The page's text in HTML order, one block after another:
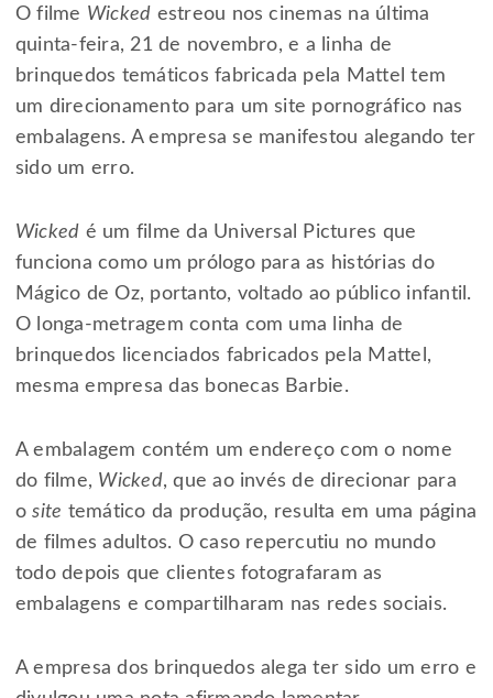
O filme Wicked estreou nos cinemas na última
quinta-feira, 21 de novembro, e a linha de
brinquedos temáticos fabricada pela Mattel tem
um direcionamento para um site pornográfico nas
embalagens. A empresa se manifestou alegando ter
sido um erro.
Wicked é um filme da Universal Pictures que
funciona como um prólogo para as histórias do
Mágico de Oz, portanto, voltado ao público infantil.
O longa-metragem conta com uma linha de
brinquedos licenciados fabricados pela Mattel,
mesma empresa das bonecas Barbie.
A embalagem contém um endereço com o nome
do filme, Wicked, que ao invés de direcionar para
osite temático da produção, resulta em uma página
de filmes adultos. O caso repercutiu no mundo
todo depois que clientes fotografaram as
embalagens e compartilharam nas redes sociais.
A empresa dos brinquedos alega ter sido um erro e